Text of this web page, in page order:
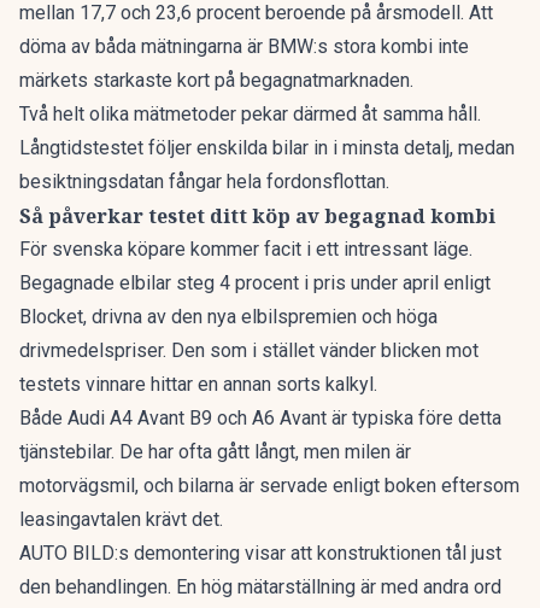
mellan 17,7 och 23,6 procent beroende på årsmodell. Att
döma av båda mätningarna är BMW:s stora kombi inte
märkets starkaste kort på begagnatmarknaden.
Två helt olika mätmetoder pekar därmed åt samma håll.
Långtidstestet följer enskilda bilar in i minsta detalj, medan
besiktningsdatan fångar hela fordonsflottan.
Så påverkar testet ditt köp av begagnad kombi
För svenska köpare kommer facit i ett intressant läge.
Begagnade elbilar steg 4 procent i pris under april enligt
Blocket, drivna av den nya elbilspremien och höga
drivmedelspriser. Den som i stället vänder blicken mot
testets vinnare hittar en annan sorts kalkyl.
Både Audi A4 Avant B9 och A6 Avant är typiska före detta
tjänstebilar. De har ofta gått långt, men milen är
motorvägsmil, och bilarna är servade enligt boken eftersom
leasingavtalen krävt det.
AUTO BILD:s demontering visar att konstruktionen tål just
den behandlingen. En hög mätarställning är med andra ord